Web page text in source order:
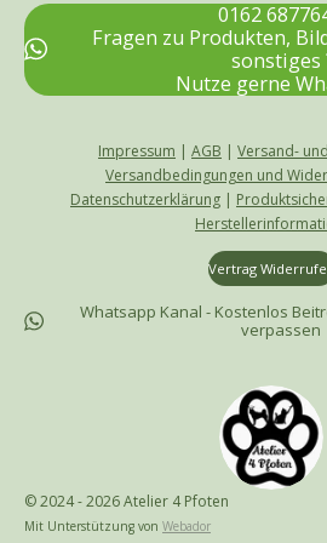
b
o
k
a
o
0162
Fragen zu Produkten,
sonstiges
Nutze gerne
Impressum | AGB | Versand-
Versandbedingungen und
Datenschutzerklärung |
Vertrag
Whatsapp Kanal - Kostenlos
verpassen
© 2024 - 2026 Atelier 4 Pfoten
Mit Unterstützung von Webador